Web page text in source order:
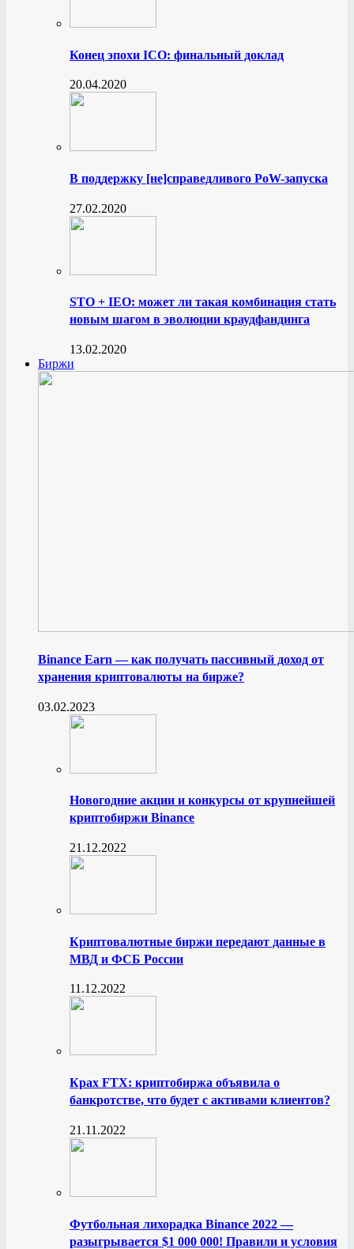
Конец эпохи ICO: финальный доклад
20.04.2020
В поддержку [не]справедливого PoW-запуска
27.02.2020
STO + IEO: может ли такая комбинация стать
новым шагом в эволюции краудфандинга
13.02.2020
Биржи
Binance Earn — как получать пассивный доход от
хранения криптовалюты на бирже?
03.02.2023
Новогодние акции и конкурсы от крупнейшей
криптобиржи Binance
21.12.2022
Криптовалютные биржи передают данные в
МВД и ФСБ России
11.12.2022
Крах FTX: криптобиржа объявила о
банкротстве, что будет с активами клиентов?
21.11.2022
Футбольная лихорадка Binance 2022 —
разыгрывается $1 000 000! Правили и условия